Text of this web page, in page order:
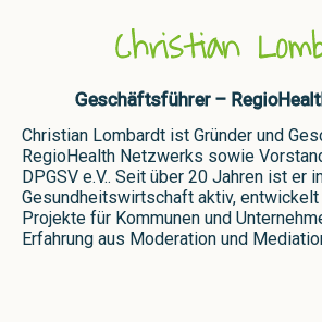
Christian
Geschäftsführer –
Christian Lombardt ist Gründer und
RegioHealth Netzwerks sowie
DPGSV e.V.. Seit über 20 Jahren ist er
Gesundheitswirtschaft aktiv,
Projekte für Kommunen und
Erfahrung aus Moderation und